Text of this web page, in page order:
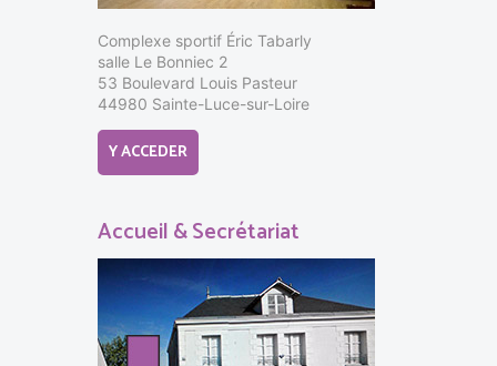
Complexe sportif Éric Tabarly
salle Le Bonniec 2
53 Boulevard Louis Pasteur
44980 Sainte-Luce-sur-Loire
Y ACCEDER
Accueil & Secrétariat